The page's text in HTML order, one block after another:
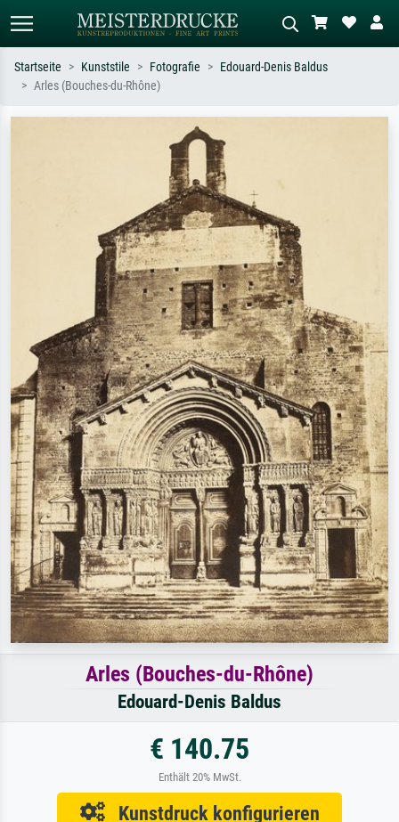
Suchen Sie nach Künstlern, Werktiteln
Sternennacht, Impressionismus, Welle
Beschreiben Sie die Szene – z.B. Grüne
Wiese, Abstrakt mit viel Rot, Dunkles
Ölgemälde, Stehender Akt neben einem
Startseite Kunststile Fotografie
Edouard-Denis Baldus
Arles (Bouches-du-Rhône)
Arles (Bouches-du-Rhône)
Edouard-Denis Baldus
€ 140.75
Enthält 20% MwSt.
Kunstdruck konfigurieren